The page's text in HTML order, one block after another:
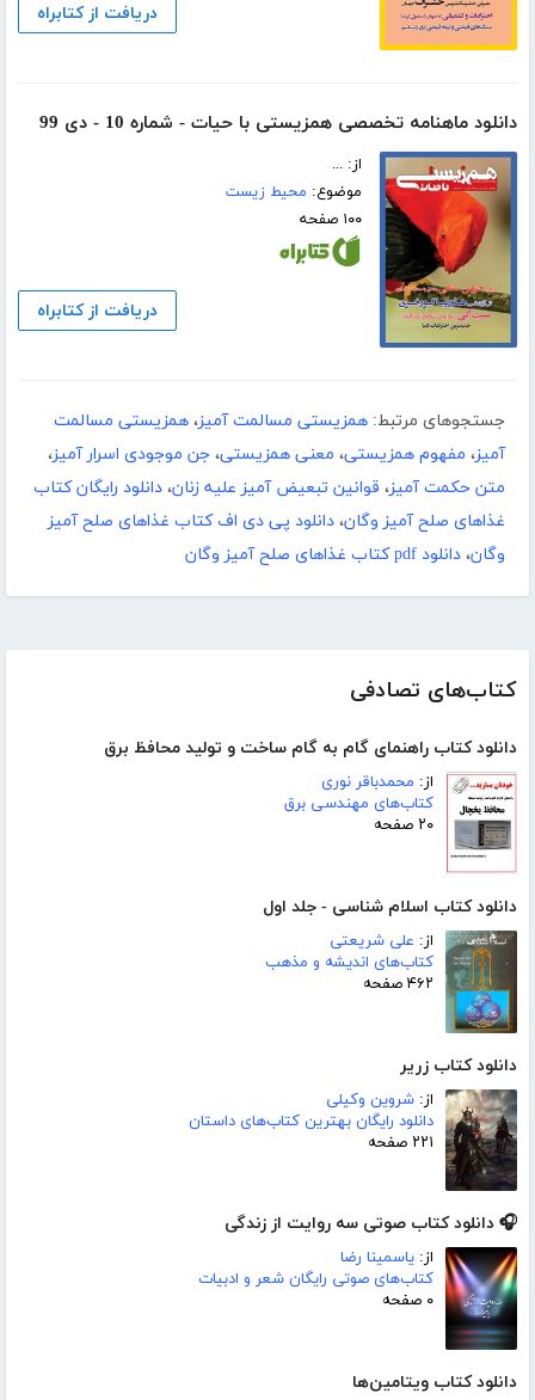
کتاب‌های تصادفی
دانلود کتاب راهنمای گام به گام ساخت و تولید محافظ برق
از: محمدباقر نوری
کتاب‌های مهندسی برق
۲۰ صفحه
دانلود کتاب اسلام شناسی - جلد اول
از: علی شریعتی
کتاب‌های اندیشه و مذهب
۴۶۲ صفحه
دانلود کتاب زریر
از: شروین وکیلی
دانلود رایگان بهترین کتاب‌های داستان
۲۲۱ صفحه
🎧 دانلود کتاب صوتی سه روایت از زندگی
از: یاسمینا رضا
کتاب‌های صوتی رایگان شعر و ادبیات
۰ صفحه
دانلود کتاب ویتامین‌ها
دریافت از کتابراه
دانلود ماهنامه تخصصی همزیستی با حیات - شماره 10 - دی 99
از: ...
موضوع: محیط زیست
۱۰۰ صفحه
دریافت از کتابراه
جستجوهای مرتبط: همزیستی مسالمت آمیز، همزیستی مسالمت
آمیز، مفهوم همزیستی، معنی همزیستی، جن موجودی اسرار آمیز،
متن حکمت آمیز، قوانین تبعیض آمیز علیه زنان، دانلود رایگان کتاب
غذاهای صلح آمیز وگان، دانلود پی دی اف کتاب غذاهای صلح آمیز
وگان، دانلود pdf کتاب غذاهای صلح آمیز وگان